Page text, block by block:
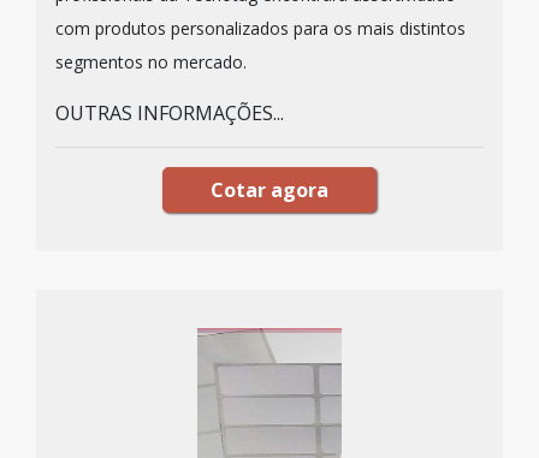
com produtos personalizados para os mais distintos
segmentos no mercado.
OUTRAS INFORMAÇÕES...
Cotar agora